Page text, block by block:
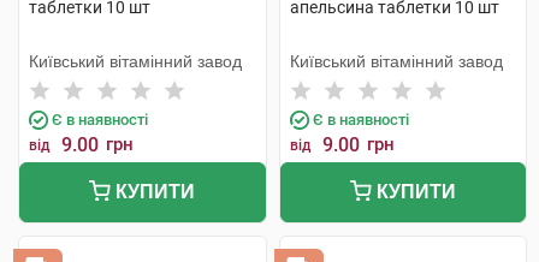
таблетки 10 шт
Київський вітамінний завод
Є в наявності
від 9.00 грн
КУПИТИ
апельсина таблетки 10 шт
Київський вітамінний завод
Є в наявності
від 9.00 грн
КУПИТИ